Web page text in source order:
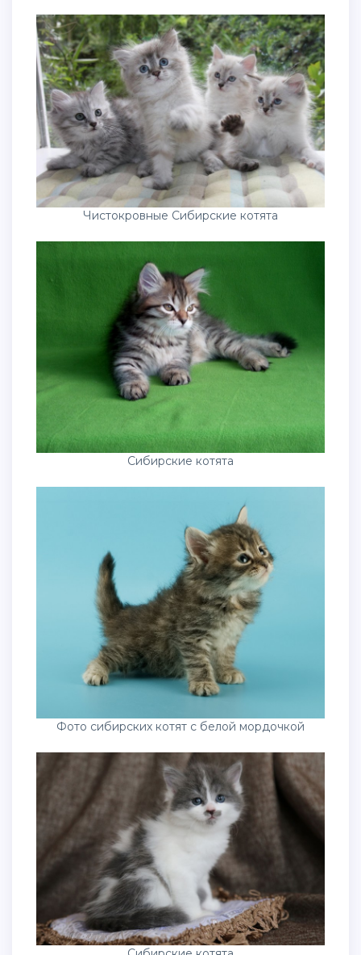
Чистокровные Сибирские котята
Сибирские котята
Фото сибирских котят с белой мордочкой